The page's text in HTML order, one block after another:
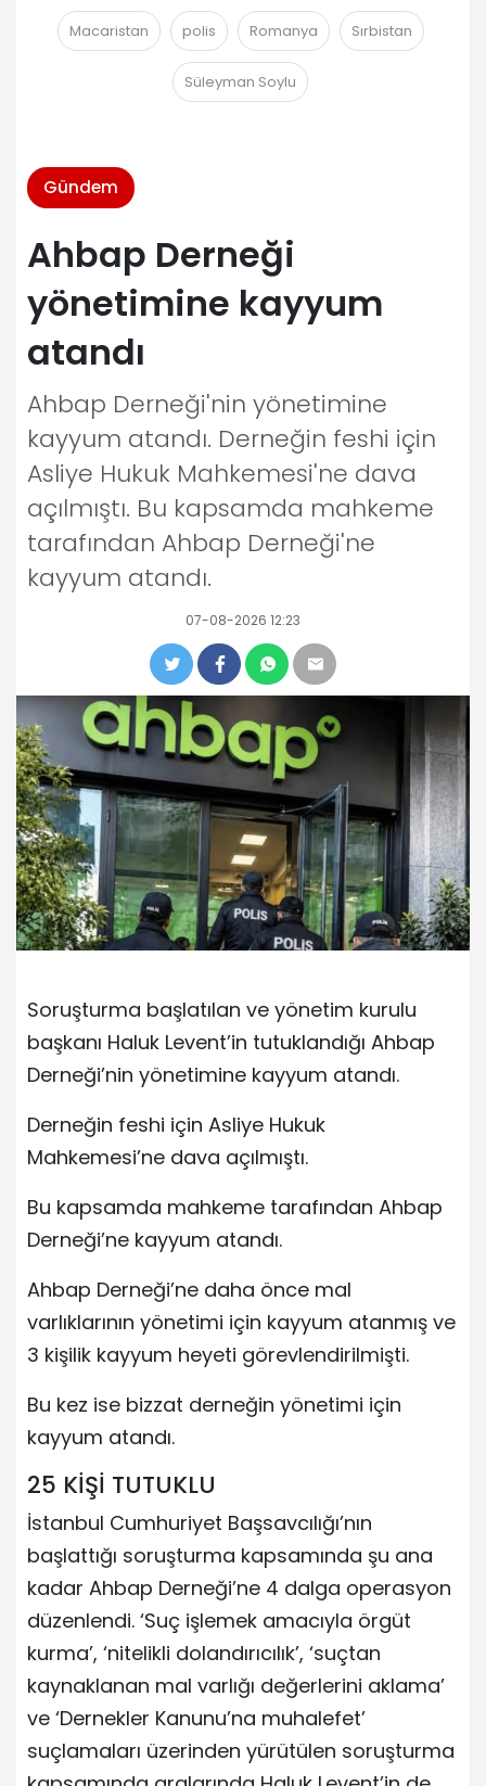
Macaristan polis Romanya Sırbistan
Süleyman Soylu
Gündem
Ahbap Derneği
yönetimine kayyum
atandı
Ahbap Derneği'nin yönetimine
kayyum atandı. Derneğin feshi için
Asliye Hukuk Mahkemesi'ne dava
açılmıştı. Bu kapsamda mahkeme
tarafından Ahbap Derneği'ne
kayyum atandı.
07-08-2026 12:23
Soruşturma başlatılan ve yönetim kurulu
başkanı Haluk Levent’in tutuklandığı Ahbap
Derneği’nin yönetimine kayyum atandı.
Derneğin feshi için Asliye Hukuk
Mahkemesi’ne dava açılmıştı.
Bu kapsamda mahkeme tarafından Ahbap
Derneği’ne kayyum atandı.
Ahbap Derneği’ne daha önce mal
varlıklarının yönetimi için kayyum atanmış ve
3 kişilik kayyum heyeti görevlendirilmişti.
Bu kez ise bizzat derneğin yönetimi için
kayyum atandı.
25 KİŞİ TUTUKLU
İstanbul Cumhuriyet Başsavcılığı’nın
başlattığı soruşturma kapsamında şu ana
kadar Ahbap Derneği’ne 4 dalga operasyon
düzenlendi. ‘Suç işlemek amacıyla örgüt
kurma’, ‘nitelikli dolandırıcılık’, ‘suçtan
kaynaklanan mal varlığı değerlerini aklama’
ve ‘Dernekler Kanunu’na muhalefet’
suçlamaları üzerinden yürütülen soruşturma